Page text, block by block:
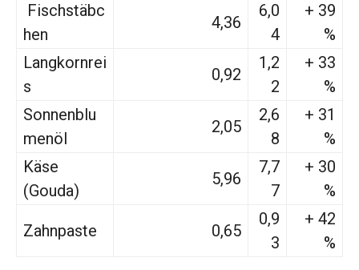
Fischstäbc
hen
4,36
6,0
4
+ 39
%
Langkornrei
s
0,92
1,2
2
+ 33
%
Sonnenblu
menöl
2,05
2,6
8
+ 31
%
Käse
(Gouda)
5,96
7,7
7
+ 30
%
Zahnpaste 0,65
0,9
3
+ 42
%